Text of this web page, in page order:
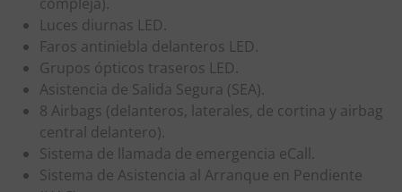
Luces diurnas LED.
Faros antiniebla delanteros LED.
Grupos ópticos traseros LED.
Asistencia de Salida Segura (SEA).
8 Airbags (delanteros, laterales, de cortina y airbag
central delantero).
Sistema de llamada de emergencia eCall.
Sistema de Asistencia al Arranque en Pendiente